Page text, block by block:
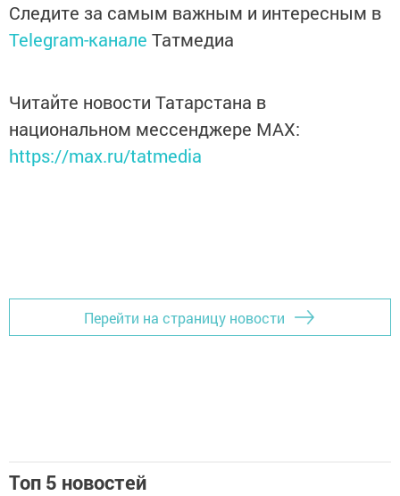
Следите за самым важным и интересным в
Telegram-канале Татмедиа
Читайте новости Татарстана в
национальном мессенджере MАХ:
https://max.ru/tatmedia
Перейти на страницу новости
Топ 5 новостей